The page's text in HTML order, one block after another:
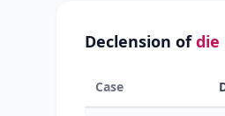
Declension ofdie
Case